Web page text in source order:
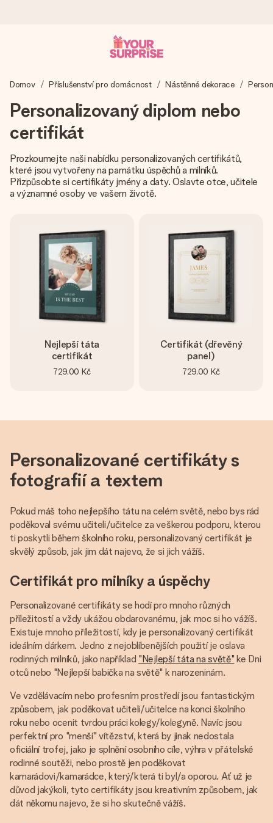
Váš dárek vytvoříme s láskou a bleskově odešleme –
tom nejvíc záleží.
4,8 (na základě +15 000 recenzí)
Naše dárky inspirují. Zákazníci nás na Google Reviews
hodnotí známkou 4,8.
Přáníčko zdarma
Vytvořte něco jedinečného během několika kroků – s jejím
jménem, vaší fotografií nebo vzkazem, který doopravdy
zahřeje u srdce. Žádné zbytečné složitosti, jen spousta
lásky pro daný okamžik.
Domov Příslušenství pro domácnost Nástěnné dekorace
Personalizovaný diplom nebo
certifikát
Prozkoumejte naši nabídku personalizovaných certifikátů,
které jsou vytvořeny na památku úspěchů a milníků.
Přizpůsobte si certifikáty jmény a daty. Oslavte otce, učitele
a významné osoby ve vašem životě.
Nejlepší táta
certifikát
729,00 Kč
Certifikát (dřevěný
panel)
729,00 Kč
Personalizované certifikáty s
fotografií a textem
Pokud máš toho nejlepšího tátu na celém světě, nebo bys rád
poděkoval svému učiteli/učitelce za veškerou podporu, kterou
ti poskytli během školního roku, personalizovaný certifikát je
skvělý způsob, jak jim dát najevo, že si jich vážíš.
Certifikát pro milníky a úspěchy
Personalizované certifikáty se hodí pro mnoho různých
příležitostí a vždy ukážou obdarovanému, jak moc si ho vážíš.
Existuje mnoho příležitostí, kdy je personalizovaný certifikát
ideálním dárkem. Jedno z nejoblíbenějších použití je oslava
rodinných milníků, jako například "Nejlepší táta na světě" ke Dni
otců nebo "Nejlepší babička na světě" k narozeninám.
Ve vzdělávacím nebo profesním prostředí jsou fantastickým
způsobem, jak poděkovat učiteli/učitelce na konci školního
roku nebo ocenit tvrdou práci kolegy/kolegyně. Navíc jsou
perfektní pro "menší" vítězství, která by jinak nedostala
oficiální trofej, jako je splnění osobního cíle, výhra v přátelské
rodinné soutěži, nebo prostě jen poděkovat
kamarádovi/kamarádce, který/která ti byl/a oporou. Ať už je
důvod jakýkoli, tyto certifikáty jsou kreativním způsobem, jak
dát někomu najevo, že si ho skutečně vážíš.